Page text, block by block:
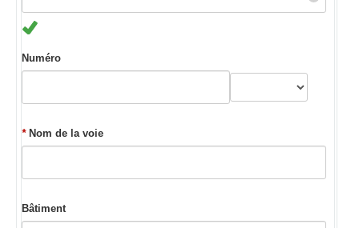
Numéro
*Nom de la voie
Bâtiment